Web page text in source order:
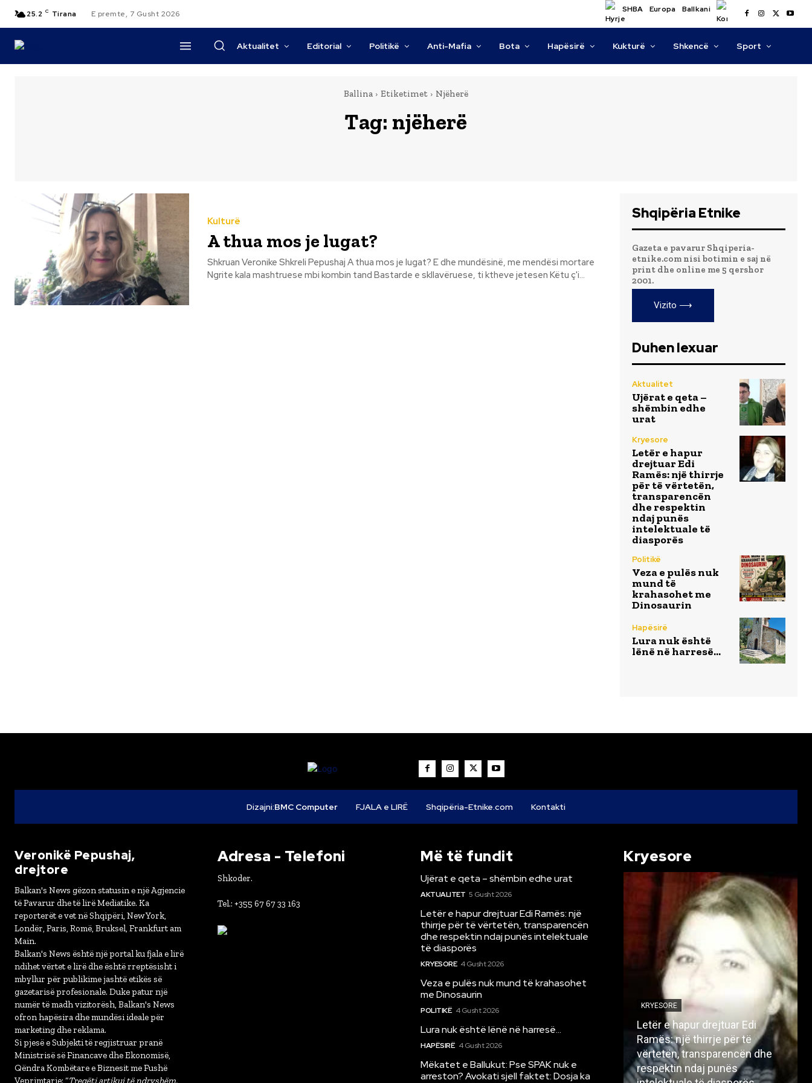
25.2 C Tirana E premte, 7 Gusht 2026 SHBA Europa Ballkani
Aktualitet Editorial Politikë Anti-Mafia Bota Hapësirë Kukturë Shkencë Sport
Ballina Etiketimet Njëherë
Tag: njëherë
Kulturë
A thua mos je lugat?
Shkruan Veronike Shkreli Pepushaj A thua mos je lugat? E dhe mundësinë, me mendësi mortare
Ngrite kala mashtruese mbi kombin tand Bastarde e skllavëruese, ti ktheve jetesen Këtu ç'i...
Shqipëria Etnike
Gazeta e pavarur Shqiperia-
etnike.com nisi botimin e saj në
print dhe online me 5 qershor
2001.
Vizito ⟶
Duhen lexuar
Aktualitet
Ujërat e qeta –
shëmbin edhe
urat
Kryesore
Letër e hapur
drejtuar Edi
Ramës: një thirrje
për të vërtetën,
transparencën
dhe respektin
ndaj punës
intelektuale të
diasporës
Politikë
Veza e pulës nuk
mund të
krahasohet me
Dinosaurin
Hapësirë
Lura nuk është
lënë në harresë…
Dizajni:BMC Computer FJALA e LIRË Shqipëria-Etnike.com Kontakti
Veronikë Pepushaj,
drejtore
Balkan's News gëzon statusin e një Agjencie
të Pavarur dhe të lirë Mediatike. Ka
reporterët e vet në Shqipëri, New York,
Londër, Paris, Romë, Bruksel, Frankfurt am
Main.
Balkan's News është një portal ku fjala e lirë
ndihet vërtet e lirë dhe është rreptësisht i
mbyllur për publikime jashtë etikës së
gazetarisë profesionale. Duke patur një
numër të madh vizitorësh, Balkan's News
ofron hapësira dhe mundësi ideale për
marketing dhe reklama.
Si pjesë e Subjekti të regjistruar pranë
Ministrisë së Financave dhe Ekonomisë,
Qëndra Kombëtare e Biznesit me Fushë
Veprimtarie: “Tregëti artikuj të ndryshëm,
Adresa - Telefoni
Shkoder.
Tel.: +355 67 67 33 163
Më të fundit
Ujërat e qeta – shëmbin edhe urat
AKTUALITET 5 Gusht 2026
Letër e hapur drejtuar Edi Ramës: një
thirrje për të vërtetën, transparencën
dhe respektin ndaj punës intelektuale
të diasporës
KRYESORE 4 Gusht 2026
Veza e pulës nuk mund të krahasohet
me Dinosaurin
POLITIKË 4 Gusht 2026
Lura nuk është lënë në harresë…
HAPËSIRË 4 Gusht 2026
Mëkatet e Ballukut: Pse SPAK nuk e
arreston? Avokati sjell faktet: Dosja ka
Kryesore
KRYESORE
Letër e hapur drejtuar Edi
Ramës: një thirrje për të
vërtetën, transparencën dhe
respektin ndaj punës